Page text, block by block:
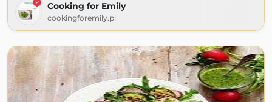
Cooking for Emily
cookingforemily.pl